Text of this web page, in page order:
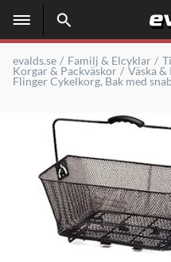
evalds.se Familj & Elcyklar
Korgar & Packväskor
Väska
Flinger Cykelkorg, Bak med